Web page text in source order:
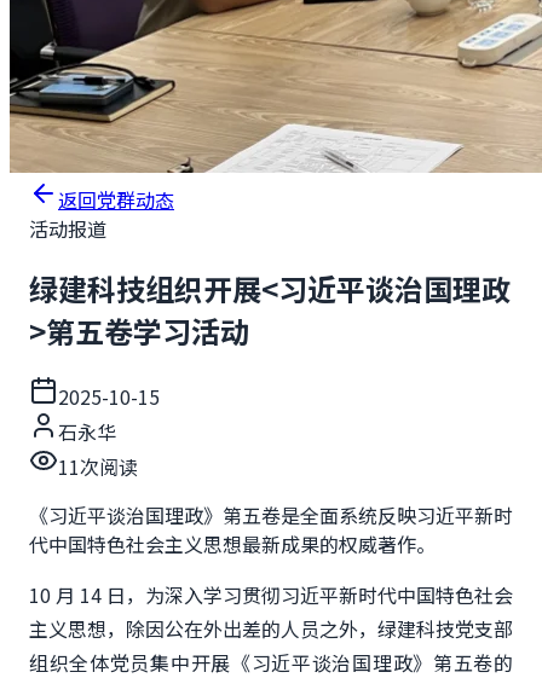
返回党群动态
活动报道
绿建科技组织开展<习近平谈治国理政
>第五卷学习活动
2025-10-15
石永华
11次阅读
《习近平谈治国理政》第五卷是全面系统反映习近平新时
代中国特色社会主义思想最新成果的权威著作。
10 月 14 日，为深入学习贯彻习近平新时代中国特色社会
主义思想，除因公在外出差的人员之外，绿建科技党支部
组织全体党员集中开展《习近平谈治国理政》第五卷的